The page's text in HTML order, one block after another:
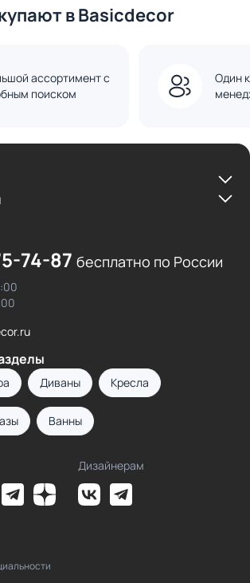
в Basicdecor
ассортимент с
поиском
Один
74-87 бесплатно по России
Диваны Кресла
Ванны
Дизайнерам